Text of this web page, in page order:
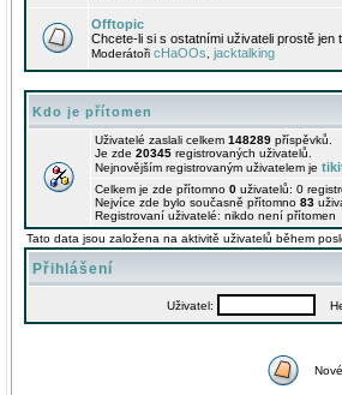
Offtopic
Chcete-li si s ostatními uživateli prostě jen
Moderátoři cHaOOs jacktalking
Kdo je přítomen
Uživatelé zaslali celkem 148289 příspěvků.
Je zde 20345 registrovaných uživatelů.
Nejnovějším registrovaným uživatelem je
Celkem je zde přítomno 0 uživatelů: 0
Nejvíce zde bylo současně přítomno 83
Registrovaní uživatelé: nikdo není přítomen
Tato data jsou založena na aktivitě uživatelů během
Přihlášení
Uživatel: